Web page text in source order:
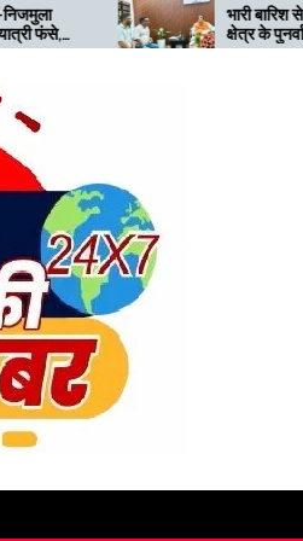
भारी बारिश से प्रभावित ज्योतिर्मठ
क्षेत्र के पुनर्वास की मांग, प्रभारी
मंत्री को सौंपा ज्ञापन